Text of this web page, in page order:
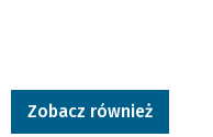
Zobacz również